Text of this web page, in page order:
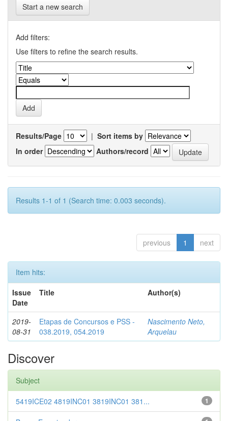
Start a new search
Add filters:
Use filters to refine the search results.
Results/Page | Sort items by
In order
Authors/record
Results 1-1 of 1 (Search time: 0.003 seconds).
previous 1 next
Item hits:
Issue
Date
Title Author(s)
2019-
08-31
Etapas de Concursos e PSS -
038.2019, 054.2019
Nascimento Neto,
Arquelau
Discover
Subject
1
5419ICE02 4819INC01 3819INC01 381...